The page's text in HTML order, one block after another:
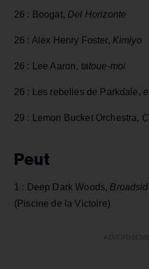
26 : Boogat, Del Horizonte
26 : Alex Henry Foster, Kimiyo
26 : Lee Aaron, tatoue-moi
26 : Les rebelles de Parkdale,
29 : Lemon Bucket Orchestra,
Peut
1 : Deep Dark Woods,
(Piscine de la Victoire)